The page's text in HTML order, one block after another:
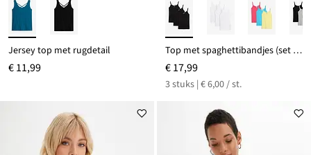
Jersey top met rugdetail
€ 11,99
Top met spaghettibandjes (set van 3)
€ 17,99
3 stuks | € 6,00 / st.